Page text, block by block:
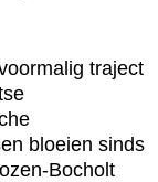
traject
bloeien sinds
Bocholt